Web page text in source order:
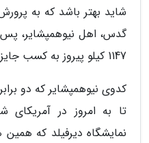
شاید بهتر باشد که به
گدس، اهل نیوهمپشایر،
1147 کیلو پیروز به کسب جایزه 6000 دلاری شد.
کدوی نیوهمپشایر که دو
تا به امروز در آمریکای
نمایشگاه دیرفیلد که